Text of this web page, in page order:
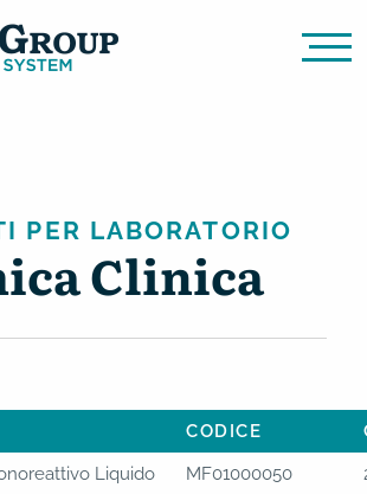
PER LABORATORIO
Clinica
CODICE
Liquido
MF01000050